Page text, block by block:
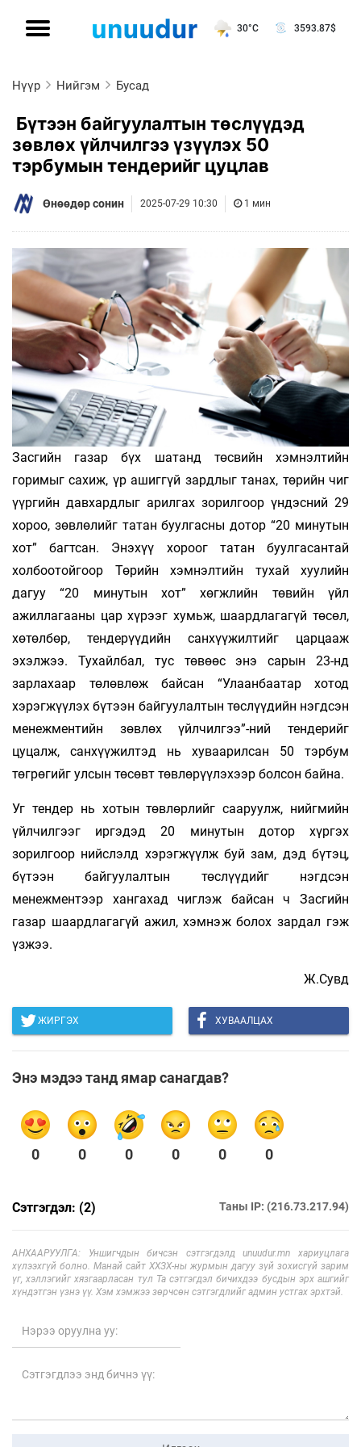
30°C 3593.87$
Нүүр Нийгэм Бусад
Бүтээн байгуулалтын төслүүдэд
зөвлөх үйлчилгээ үзүүлэх 50
тэрбумын тендерийг цуцлав
Өнөөдөр сонин 2025-07-29 10:30 1 мин
Засгийн газар бүх шатанд төсвийн хэмнэлтийн
горимыг сахиж, үр ашиггүй зардлыг танах, төрийн чиг
үүргийн давхардлыг арилгах зорилгоор үндэсний 29
хороо, зөвлөлийг татан буулгасны дотор “20 минутын
хот” багтсан. Энэхүү хороог татан буулгасантай
холбоотойгоор Төрийн хэмнэлтийн тухай хуулийн
дагуу “20 минутын хот” хөгжлийн төвийн үйл
ажиллагааны цар хүрээг хумьж, шаардлагагүй төсөл,
хөтөлбөр, тендерүүдийн санхүүжилтийг царцааж
эхэлжээ. Тухайлбал, тус төвөөс энэ сарын 23-нд
зарлахаар төлөвлөж байсан “Улаанбаатар хотод
хэрэгжүүлэх бүтээн байгуулалтын төслүүдийн нэгдсэн
менежментийн зөвлөх үйлчилгээ”-ний тендерийг
цуцалж, санхүүжилтэд нь хуваарилсан 50 тэрбум
төгрөгийг улсын төсөвт төвлөрүүлэхээр болсон байна.
Уг тендер нь хотын төвлөрлийг сааруулж, нийгмийн
үйлчилгээг иргэдэд 20 минутын дотор хүргэх
зорилгоор нийслэлд хэрэгжүүлж буй зам, дэд бүтэц,
бүтээн байгуулалтын төслүүдийг нэгдсэн
менежментээр хангахад чиглэж байсан ч Засгийн
газар шаардлагагүй ажил, хэмнэж болох зардал гэж
үзжээ.
Ж.Сувд
ЖИРГЭХ ХУВААЛЦАХ
Энэ мэдээ танд ямар санагдав?
0 0 0 0 0 0
Сэтгэгдэл: (2) Таны IP: (216.73.217.94)
АНХААРУУЛГА: Уншигчдын бичсэн сэтгэгдэлд unuudur.mn хариуцлага
хүлээхгүй болно. Манай сайт ХХЗХ-ны журмын дагуу зүй зохисгүй зарим
үг, хэллэгийг хязгаарласан тул Та сэтгэгдэл бичихдээ бусдын эрх ашгийг
хүндэтгэн үзнэ үү. Хэм хэмжээ зөрчсөн сэтгэгдлийг админ устгах эрхтэй.